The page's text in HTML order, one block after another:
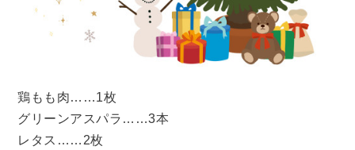
鶏もも肉……1枚
グリーンアスパラ……3本
レタス……2枚